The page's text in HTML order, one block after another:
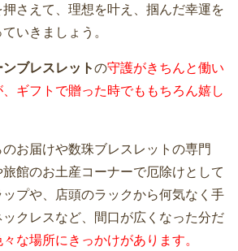
さえて、理想を叶え、掴んだ幸運を
いきましょう。
ブレスレットの守護がきちんと働い
ギフトで贈った時でももちろん嬉し
お届けや数珠ブレスレットの専門
館のお土産コーナーで厄除けとして
プや、店頭のラックから何気なく手
クレスなど、間口が広くなった分だ
な場所にきっかけがあります。